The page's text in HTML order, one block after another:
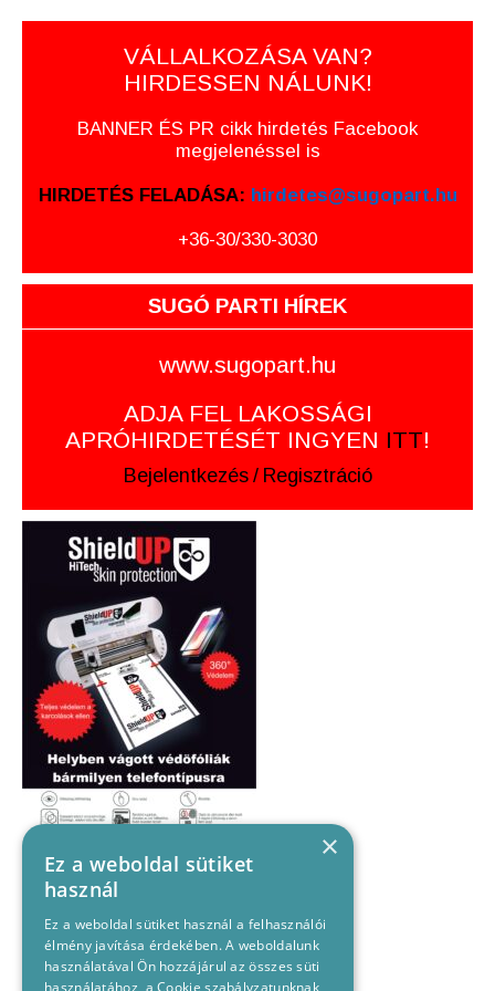
VÁLLALKOZÁSA VAN?
HIRDESSEN NÁLUNK!
BANNER ÉS PR cikk hirdetés Facebook
megjelenéssel is
HIRDETÉS FELADÁSA: hirdetes@sugopart.hu
+36-30/330-3030
SUGÓ PARTI HÍREK
www.sugopart.hu
ADJA FEL LAKOSSÁGI
APRÓHIRDETÉSÉT INGYEN ITT!
Bejelentkezés / Regisztráció
×
Ez a weboldal sütiket
használ
Ez a weboldal sütiket használ a felhasználói
élmény javítása érdekében. A weboldalunk
használatával Ön hozzájárul az összes süti
használatához, a Cookie szabályzatunknak